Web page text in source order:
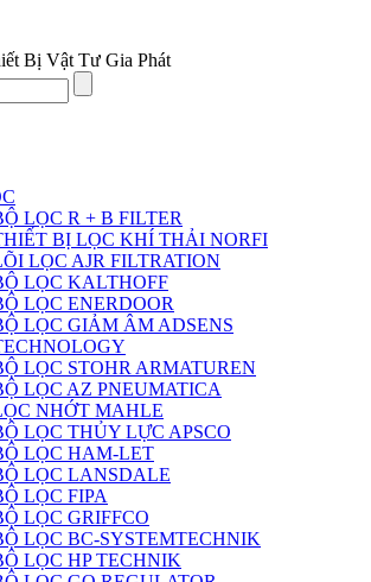
Bị Vật Tư Gia Phát
LỌC R + B FILTER
BỊ LỌC KHÍ THẢI NORFI
LỌC AJR FILTRATION
LỌC KALTHOFF
LỌC ENERDOOR
LỌC GIẢM ÂM ADSENS
LỌC STOHR ARMATUREN
LỌC AZ PNEUMATICA
NHỚT MAHLE
LỌC THỦY LỰC APSCO
LỌC HAM-LET
LỌC LANSDALE
LỌC FIPA
LỌC GRIFFCO
LỌC BC-SYSTEMTECHNIK
LỌC HP TECHNIK